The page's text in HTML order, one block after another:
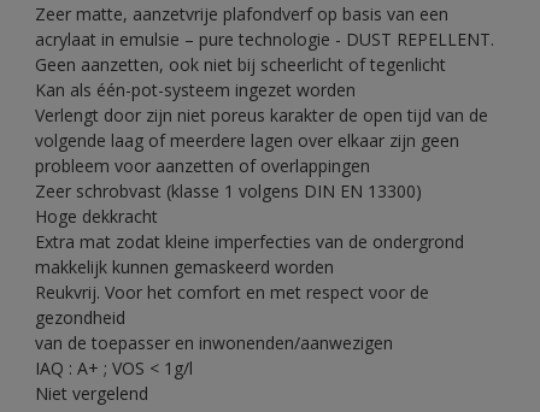
Zeer matte, aanzetvrije plafondverf op basis van een
acrylaat in emulsie – pure technologie - DUST REPELLENT.
Geen aanzetten, ook niet bij scheerlicht of tegenlicht
Kan als één-pot-systeem ingezet worden
Verlengt door zijn niet poreus karakter de open tijd van de
volgende laag of meerdere lagen over elkaar zijn geen
probleem voor aanzetten of overlappingen
Zeer schrobvast (klasse 1 volgens DIN EN 13300)
Hoge dekkracht
Extra mat zodat kleine imperfecties van de ondergrond
makkelijk kunnen gemaskeerd worden
Reukvrij. Voor het comfort en met respect voor de
gezondheid
van de toepasser en inwonenden/aanwezigen
IAQ : A+ ; VOS < 1g/l
Niet vergelend